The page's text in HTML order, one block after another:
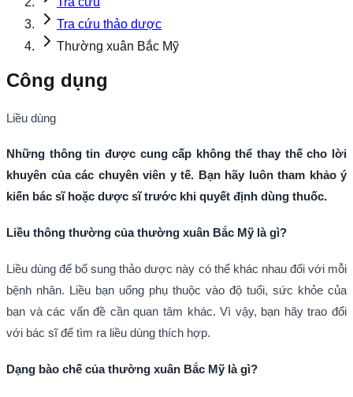
Tra cứu thảo dược
Thường xuân Bắc Mỹ
Công dụng
Liều dùng
Những thông tin được cung cấp không thể thay thế cho lời
khuyên của các chuyên viên y tế. Bạn hãy luôn tham khảo ý
kiến bác sĩ hoặc dược sĩ trước khi quyết định dùng thuốc.
Liều thông thường của thường xuân Bắc Mỹ là gì?
Liều dùng để bổ sung thảo dược này có thể khác nhau đối với mỗi
bệnh nhân. Liều bạn uống phụ thuộc vào độ tuổi, sức khỏe của
bạn và các vấn đề cần quan tâm khác. Vì vậy, bạn hãy trao đổi
với bác sĩ để tìm ra liều dùng thích hợp.
Dạng bào chế của thường xuân Bắc Mỹ là gì?